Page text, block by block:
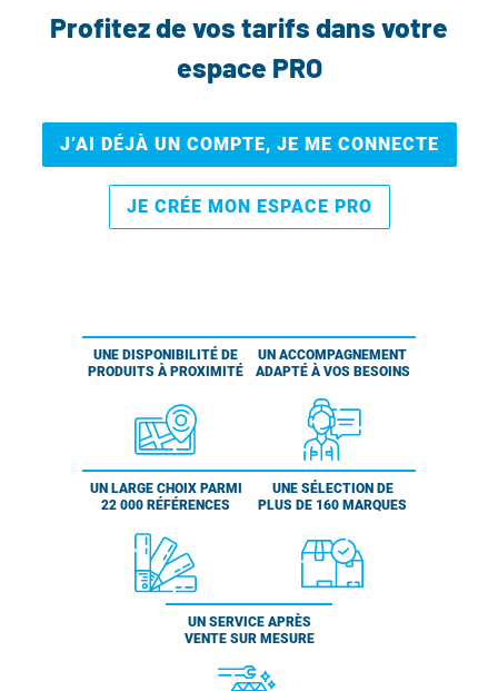
Profitez de vos tarifs dans votre
espace PRO
J’AI DÉJÀ UN COMPTE, JE ME CONNECTE
JE CRÉE MON ESPACE PRO
UNE DISPONIBILITÉ DE
PRODUITS À PROXIMITÉ
UN ACCOMPAGNEMENT
ADAPTÉ À VOS BESOINS
UN LARGE CHOIX PARMI
22 000 RÉFÉRENCES
UNE SÉLECTION DE
PLUS DE 160 MARQUES
UN SERVICE APRÈS
VENTE SUR MESURE